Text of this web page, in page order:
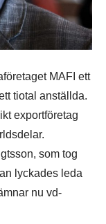
MAFI ett
tiotal anställda.
exportföretag
som tog
lyckades leda
nu vd-